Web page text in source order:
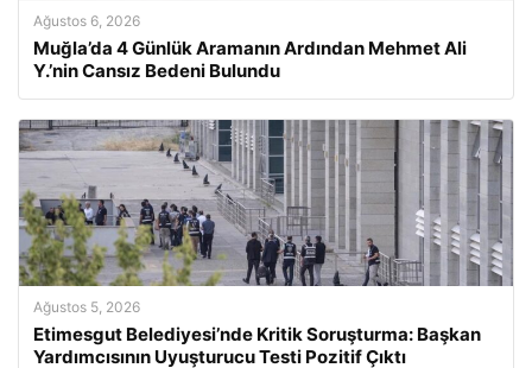
Ağustos 6, 2026
Muğla’da 4 Günlük Aramanın Ardından Mehmet Ali
Y.’nin Cansız Bedeni Bulundu
Ağustos 5, 2026
Etimesgut Belediyesi’nde Kritik Soruşturma: Başkan
Yardımcısının Uyuşturucu Testi Pozitif Çıktı